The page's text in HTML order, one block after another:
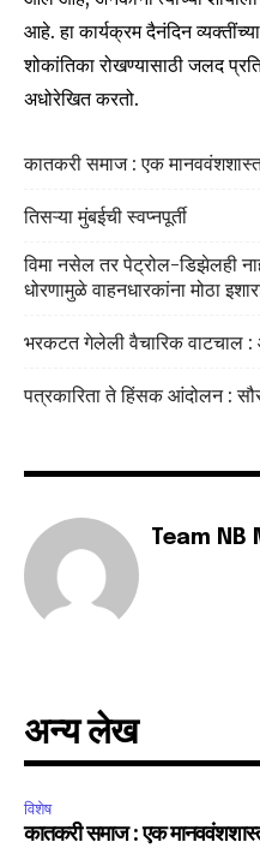
आहे. हा कार्यक्रम दैनंदिन
शोकांतिका रोखण्यासाठी जलद
अधोरेखित करतो.
कातकरी समाज : एक
तिसऱ्या मुंबईची स्वप्नपूर्ती
विमा नसेल तर पेट्रोल-डिझेलही
धोरणामुळे वाहनधारकांना मोठा
भरकटत गेलेली वैचारिक वाटचाल :
पत्रकारिता ते हिंसक आंदोलन :
Team
अन्य लेख
विशेष
कातकरी समाज : एक